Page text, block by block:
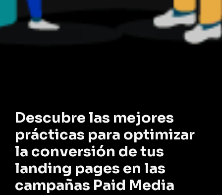
Descubre las mejores
prácticas para optimizar
la conversión de tus
landing pages en las
campañas Paid Media